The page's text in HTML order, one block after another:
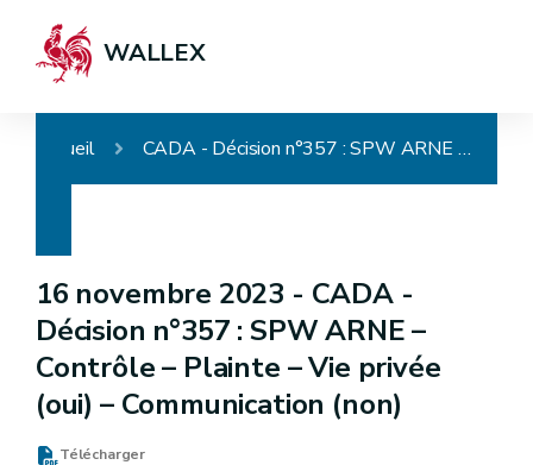
WALLEX
Accueil CADA - Décision n°357 : SPW ARNE – Contrôle – Plainte – Vie privée (oui) – Communication (non)
16 novembre 2023 - CADA -
Décision n°357 : SPW ARNE –
Contrôle – Plainte – Vie privée
(oui) – Communication (non)
Télécharger